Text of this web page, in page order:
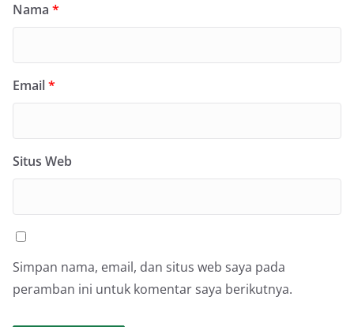
Nama *
Email*
Situs Web
Simpan nama, email, dan situs web saya pada
peramban ini untuk komentar saya berikutnya.